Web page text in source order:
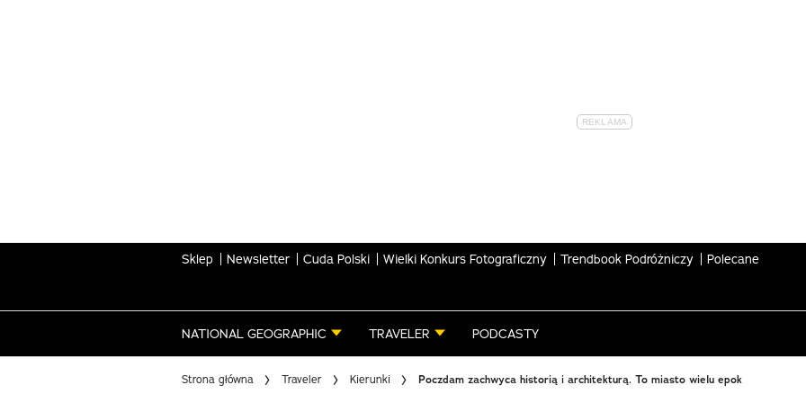
Sklep Newsletter Cuda Polski Wielki Konkurs Fotograficzny Trendbook Podróżniczy Polecane
NATIONAL GEOGRAPHIC TRAVELER PODCASTY
Strona główna Traveler Kierunki Poczdam zachwyca historią i architekturą. To miasto wielu epok